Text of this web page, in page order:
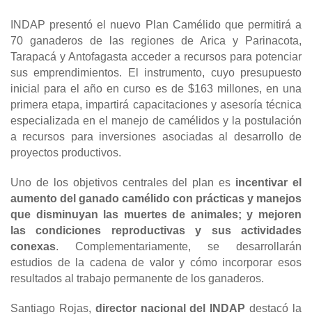
INDAP presentó el nuevo Plan Camélido que permitirá a
70 ganaderos de las regiones de Arica y Parinacota,
Tarapacá y Antofagasta acceder a recursos para potenciar
sus emprendimientos. El instrumento, cuyo presupuesto
inicial para el año en curso es de $163 millones, en una
primera etapa, impartirá capacitaciones y asesoría técnica
especializada en el manejo de camélidos y la postulación
a recursos para inversiones asociadas al desarrollo de
proyectos productivos.
Uno de los objetivos centrales del plan es incentivar el
aumento del ganado camélido con prácticas y manejos
que disminuyan las muertes de animales; y mejoren
las condiciones reproductivas y sus actividades
conexas.
Complementariamente, se desarrollarán
estudios de la cadena de valor y cómo incorporar esos
resultados al trabajo permanente de los ganaderos.
Santiago Rojas, director nacional del INDAP destacó la